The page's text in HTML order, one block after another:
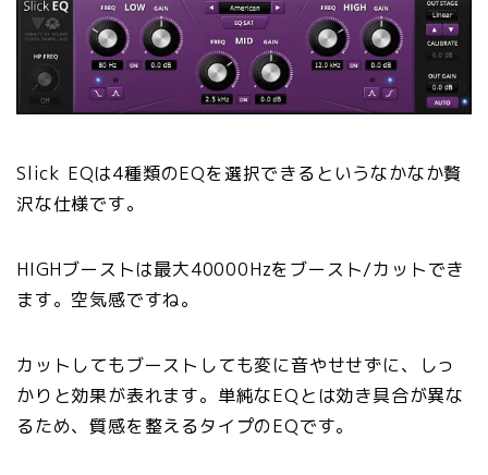
Slick EQは4種類のEQを選択できるというなかなか贅
沢な仕様です。
HIGHブーストは最大40000Hzをブースト/カットでき
ます。空気感ですね。
カットしてもブーストしても変に音やせせずに、しっ
かりと効果が表れます。単純なEQとは効き具合が異な
るため、質感を整えるタイプのEQです。